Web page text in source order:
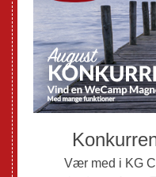
Nye Campingvogne
Nye Autocampere
Brugte
Brugte
Webshop
Mortens
KG Camping